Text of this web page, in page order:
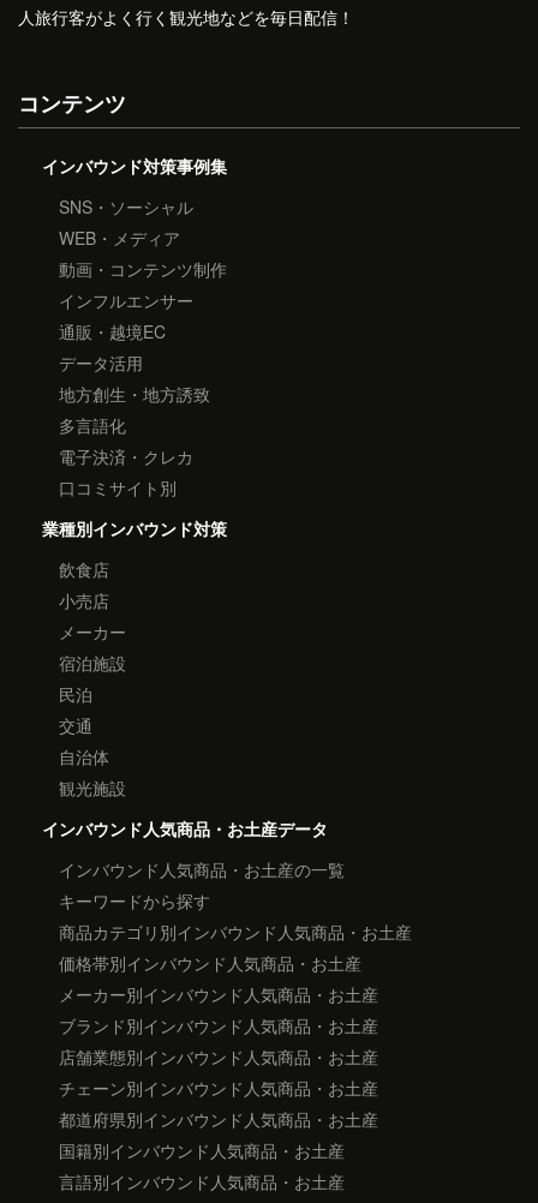
人旅行客がよく行く観光地などを毎日配信！
コンテンツ
インバウンド対策事例集
SNS・ソーシャル
WEB・メディア
動画・コンテンツ制作
インフルエンサー
通販・越境EC
データ活用
地方創生・地方誘致
多言語化
電子決済・クレカ
口コミサイト別
業種別インバウンド対策
飲食店
小売店
メーカー
宿泊施設
民泊
交通
自治体
観光施設
インバウンド人気商品・お土産データ
インバウンド人気商品・お土産の一覧
キーワードから探す
商品カテゴリ別インバウンド人気商品・お土産
価格帯別インバウンド人気商品・お土産
メーカー別インバウンド人気商品・お土産
ブランド別インバウンド人気商品・お土産
店舗業態別インバウンド人気商品・お土産
チェーン別インバウンド人気商品・お土産
都道府県別インバウンド人気商品・お土産
国籍別インバウンド人気商品・お土産
言語別インバウンド人気商品・お土産